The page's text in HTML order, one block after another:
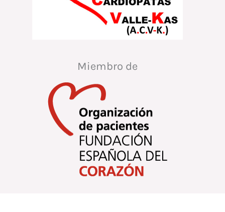
Miembro de